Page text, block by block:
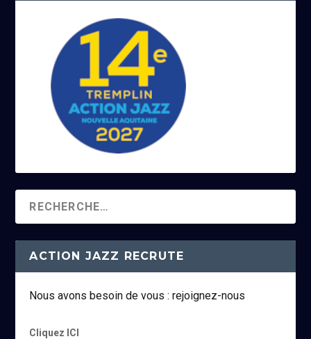
ACTION JAZZ RECRUTE
Nous avons besoin de vous : rejoignez-nous
Cliquez ICI